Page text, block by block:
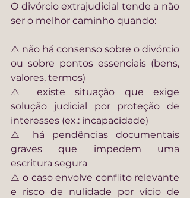
O divórcio extrajudicial tende a não
ser o melhor caminho quando:
⚠️ não há consenso sobre o divórcio
ou sobre pontos essenciais (bens,
valores, termos)
⚠️ existe situação que exige
solução judicial por proteção de
interesses (ex.: incapacidade)
⚠️ há pendências documentais
graves que impedem uma
escritura segura
⚠️ o caso envolve conflito relevante
e risco de nulidade por vício de